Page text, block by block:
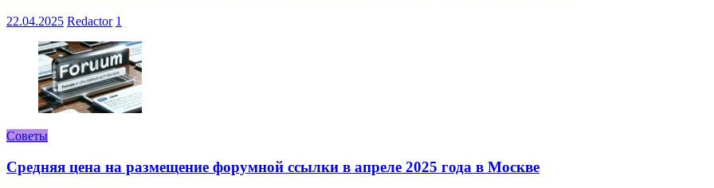
22.04.2025 Redactor 1
Советы
Средняя цена на размещение форумной ссылки в апреле 2025 года в Москве